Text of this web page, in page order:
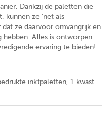
Dankzij de paletten die
kunnen ze ‘net als
dat ze daarvoor omvangrijk en
hebben. Alles is ontworpen
ervaring te bieden!
inktpaletten, 1 kwast